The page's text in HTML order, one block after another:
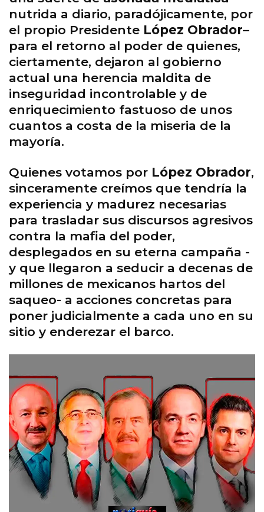
nutrida a diario, paradójicamente, por
el propio Presidente López Obrador–
para el retorno al poder de quienes,
ciertamente, dejaron al gobierno
actual una herencia maldita de
inseguridad incontrolable y de
enriquecimiento fastuoso de unos
cuantos a costa de la miseria de la
mayoría.
Quienes votamos por López Obrador,
sinceramente creímos que tendría la
experiencia y madurez necesarias
para trasladar sus discursos agresivos
contra la mafia del poder,
desplegados en su eterna campaña -
y que llegaron a seducir a decenas de
millones de mexicanos hartos del
saqueo- a acciones concretas para
poner judicialmente a cada uno en su
sitio y enderezar el barco.